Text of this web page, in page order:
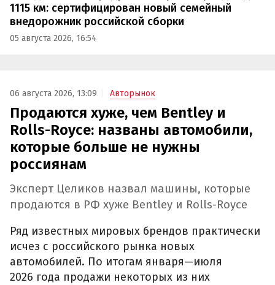
1115 км: сертифицирован новый семейный
внедорожник российской сборки
05 августа 2026, 16:54
06 августа 2026, 13:09 Авторынок
Продаются хуже, чем Bentley и
Rolls-Royce: названы автомобили,
которые больше не нужны
россиянам
Эксперт Целиков назвал машины, которые
продаются в РФ хуже Bentley и Rolls-Royce
Ряд известных мировых брендов практически
исчез с российского рынка новых
автомобилей. По итогам января—июля
2026 года продажи некоторых из них